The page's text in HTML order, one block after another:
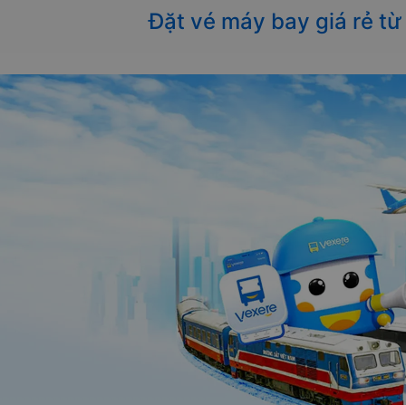
Đặt vé máy bay giá rẻ từ